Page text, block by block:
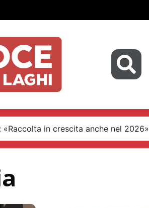
«Raccolta in crescita anche nel 2026»